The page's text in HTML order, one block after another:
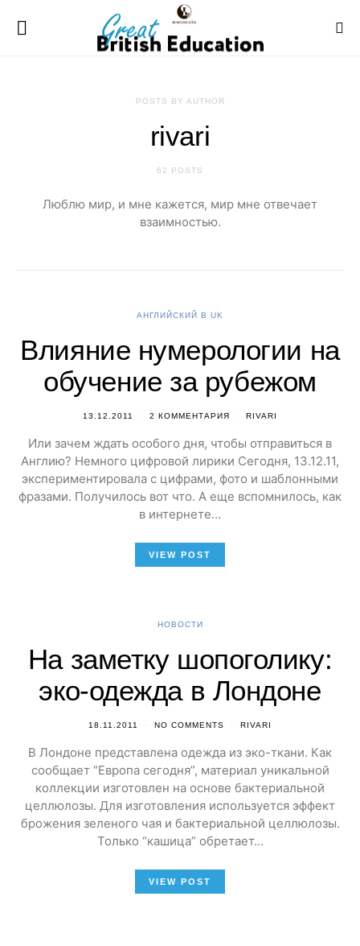
POSTS BY AUTHOR
rivari
62 POSTS
Люблю мир, и мне кажется, мир мне отвечает
взаимностью.
АНГЛИЙСКИЙ В UK
Влияние нумерологии на
обучение за рубежом
13.12.2011 2 КОММЕНТАРИЯ RIVARI
Или зачем ждать особого дня, чтобы отправиться в
Англию? Немного цифровой лирики Сегодня, 13.12.11,
экспериментировала с цифрами, фото и шаблонными
фразами. Получилось вот что. А еще вспомнилось, как
в интернете…
VIEW POST
НОВОСТИ
На заметку шопоголику:
эко-одежда в Лондоне
18.11.2011 NO COMMENTS RIVARI
В Лондоне представлена одежда из эко-ткани. Как
сообщает “Европа сегодня”, материал уникальной
коллекции изготовлен на основе бактериальной
целлюлозы. Для изготовления используется эффект
брожения зеленого чая и бактериальной целлюлозы.
Только “кашица” обретает…
VIEW POST